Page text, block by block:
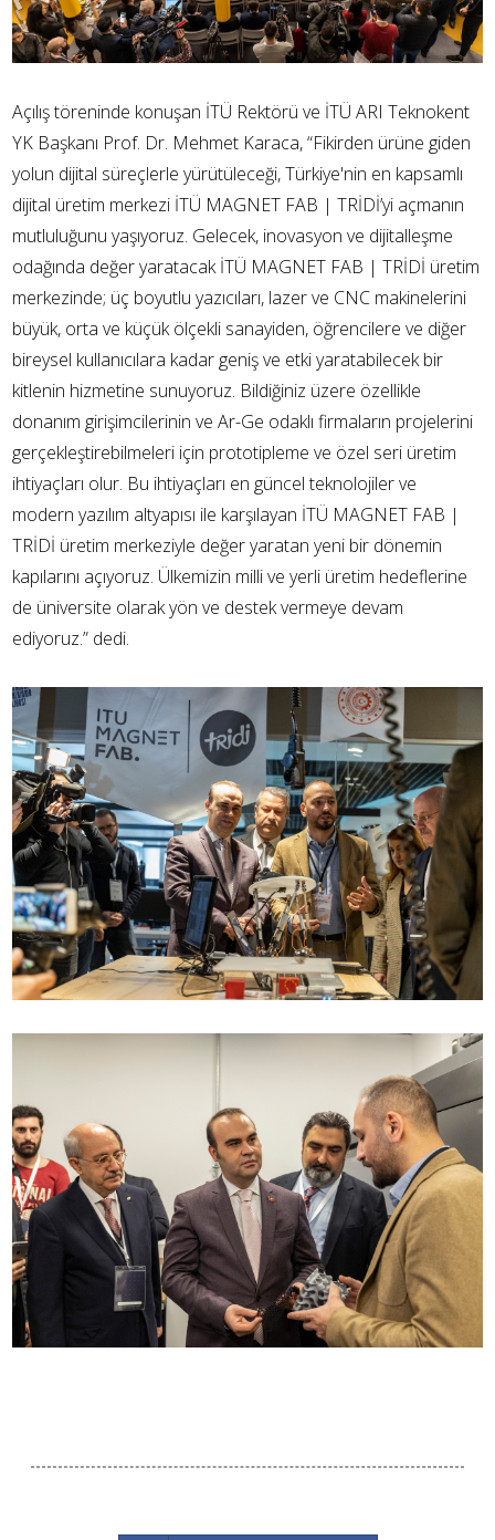
Açılış töreninde konuşan İTÜ Rektörü ve İTÜ ARI Teknokent
YK Başkanı Prof. Dr. Mehmet Karaca, “Fikirden ürüne giden
yolun dijital süreçlerle yürütüleceği, Türkiye'nin en kapsamlı
dijital üretim merkezi İTÜ MAGNET FAB | TRİDİ’yi açmanın
mutluluğunu yaşıyoruz. Gelecek, inovasyon ve dijitalleşme
odağında değer yaratacak İTÜ MAGNET FAB | TRİDİ üretim
merkezinde; üç boyutlu yazıcıları, lazer ve CNC makinelerini
büyük, orta ve küçük ölçekli sanayiden, öğrencilere ve diğer
bireysel kullanıcılara kadar geniş ve etki yaratabilecek bir
kitlenin hizmetine sunuyoruz. Bildiğiniz üzere özellikle
donanım girişimcilerinin ve Ar-Ge odaklı firmaların projelerini
gerçekleştirebilmeleri için prototipleme ve özel seri üretim
ihtiyaçları olur. Bu ihtiyaçları en güncel teknolojiler ve
modern yazılım altyapısı ile karşılayan İTÜ MAGNET FAB |
TRİDİ üretim merkeziyle değer yaratan yeni bir dönemin
kapılarını açıyoruz. Ülkemizin milli ve yerli üretim hedeflerine
de üniversite olarak yön ve destek vermeye devam
ediyoruz.” dedi.